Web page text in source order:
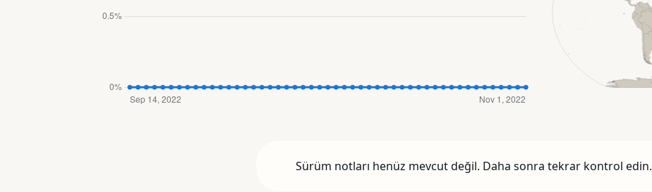
Sürüm notları henüz mevcut değil. Daha sonra tekrar kontrol edin.